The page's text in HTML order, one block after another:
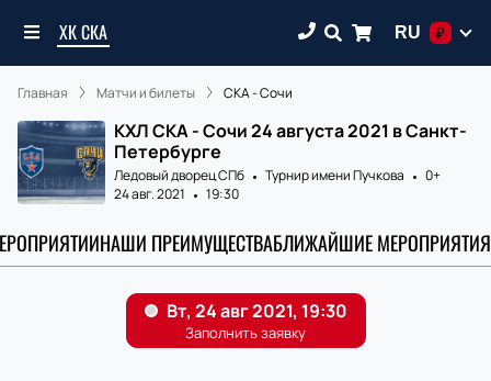
ХК СКА RU ₽
Главная Матчи и билеты СКА - Сочи
КХЛ СКА - Сочи 24 августа 2021 в Санкт-
Петербурге
Ледовый дворец СПб Турнир имени Пучкова
0+
24 авг. 2021
19:30
НАШИ ПРЕИМУЩЕСТВАБЛИЖАЙШИЕ МЕРОПРИЯТИЯ